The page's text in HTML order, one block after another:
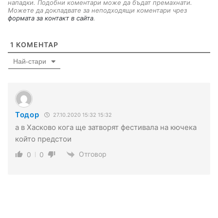
нападки. Подобни коментари може да бъдат премахнати.
Можете да докладвате за неподходящи коментари чрез
формата за контакт в сайта.
1 КОМЕНТАР
Най-стари
Тодор 27.10.2020 15:32 15:32
а в Хасково кога ще затворят фестивала на кючека
който предстои
0 0 Отговор